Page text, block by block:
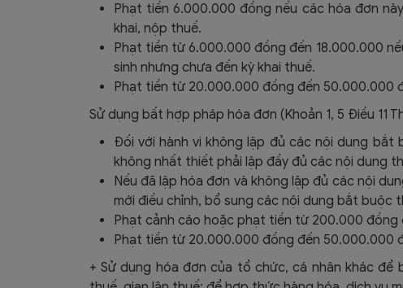
Phạt tiền 6.000.000 đồng nếu các hóa đơn
khai, nộp thuế.
Phạt tiền từ 6.000.000 đồng đến 18.000.000
sinh nhưng chưa đến kỳ khai thuế.
Phạt tiền từ 20.000.000 đồng đến 50.000.000
Sử dụng bất hợp pháp hóa đơn (Khoản 1, 5 Điều 11
Đối với hành vi không lập đủ các nội dung
không nhất thiết phải lập đầy đủ các nội dung
Nếu đã lập hóa đơn và không lập đủ các nội
mới điều chỉnh, bổ sung các nội dung bắt buộc
Phạt cảnh cáo hoặc phạt tiền từ 200.000 đồng
Phạt tiền từ 20.000.000 đồng đến 50.000.000
+ Sử dụng hóa đơn của tổ chức, cá nhân khác để